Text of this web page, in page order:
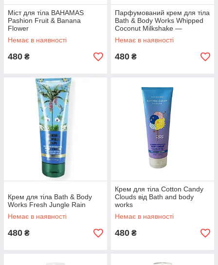
Міст для тіла BAHAMAS
Pashion Fruit & Banana
Flower
Немає в наявності
480 ₴
Парфумований крем для тіла
Bath & Body Works Whipped
Coconut Milkshake —
солодкий кокосовий дотик
для вашої шкіри Пориньте в
Немає в наявності
480 ₴
Крем для тіла Bath & Body
Works Fresh Jungle Rain
Немає в наявності
480 ₴
Крем для тіла Cotton Candy
Clouds від Bath and body
works
Немає в наявності
480 ₴